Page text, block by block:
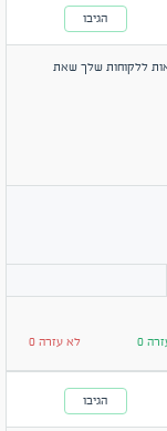
הגיבו
ללקוחות שלך שאת
0 לא עזרה 0
הגיבו